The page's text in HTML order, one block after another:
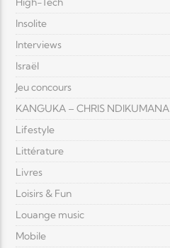
Insolite
Interviews
Israël
Jeu concours
KANGUKA – CHRIS NDIKUMANA
Lifestyle
Littérature
Livres
Loisirs & Fun
Louange music
Mobile